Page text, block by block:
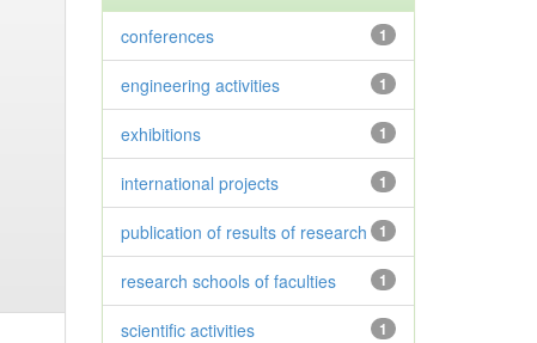
1
conferences
1
engineering activities
1
exhibitions
1
international projects
1
publication of results of research
1
research schools of faculties
1
scientific activities